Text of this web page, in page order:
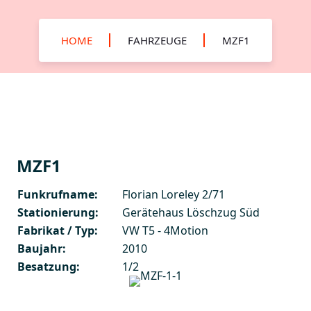
HOME FAHRZEUGE MZF1
MZF1
Funkrufname:
Florian Loreley 2/71
Stationierung:
Gerätehaus Löschzug Süd
Fabrikat / Typ:
VW T5 - 4Motion
Baujahr:
2010
Besatzung:
1/2